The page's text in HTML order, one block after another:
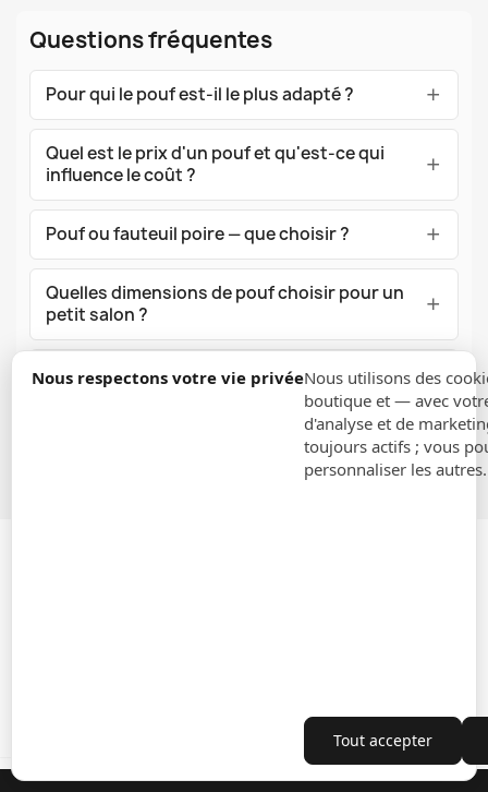
Nous respectons votre vie privéeNous utilisons des
boutique et — avec
d'analyse et de
toujours actifs ; vous
personnaliser les
Tout accepter
Questions fréquentes
Pour qui le pouf est-il le plus adapté ?
Quel est le prix d'un pouf et qu'est-ce qui
influence le coût ?
Pouf ou fauteuil poire — que choisir ?
Quelles dimensions de pouf choisir pour un
petit salon ?
Comment entretenir un pouf au quotidien ?
Peut-on utiliser un pouf à l'extérieur ?
nos informations de contact dans les conditions d'utilisation du site.